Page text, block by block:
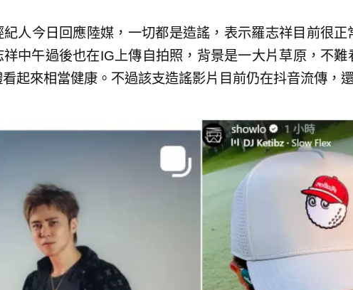
人今日回應陸媒，一切都是造謠，表示羅志祥目前很正
中午過後也在IG上傳自拍照，背景是一大片草原，不難
起來相當健康。不過該支造謠影片目前仍在抖音流傳，